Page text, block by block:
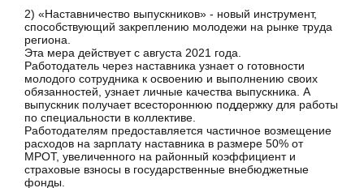
2) «Наставничество выпускников» - новый инструмент,
способствующий закреплению молодежи на рынке труда
региона.
Эта мера действует с августа 2021 года.
Работодатель через наставника узнает о готовности
молодого сотрудника к освоению и выполнению своих
обязанностей, узнает личные качества выпускника. А
выпускник получает всестороннюю поддержку для работы
по специальности в коллективе.
Работодателям предоставляется частичное возмещение
расходов на зарплату наставника в размере 50% от
МРОТ, увеличенного на районный коэффициент и
страховые взносы в государственные внебюджетные
фонды.